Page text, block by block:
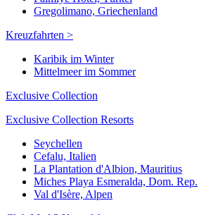
Gregolimano, Griechenland
Kreuzfahrten >
Karibik im Winter
Mittelmeer im Sommer
Exclusive Collection
Exclusive Collection Resorts
Seychellen
Cefalu, Italien
La Plantation d'Albion, Mauritius
Miches Playa Esmeralda, Dom. Rep.
Val d'Isère, Alpen